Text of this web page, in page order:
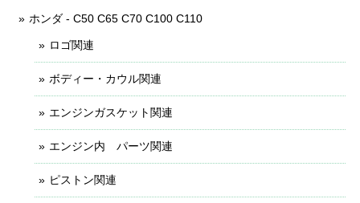
ホンダ - C50 C65 C70 C100 C110
ロゴ関連
ボディー・カウル関連
エンジンガスケット関連
エンジン内 パーツ関連
ピストン関連